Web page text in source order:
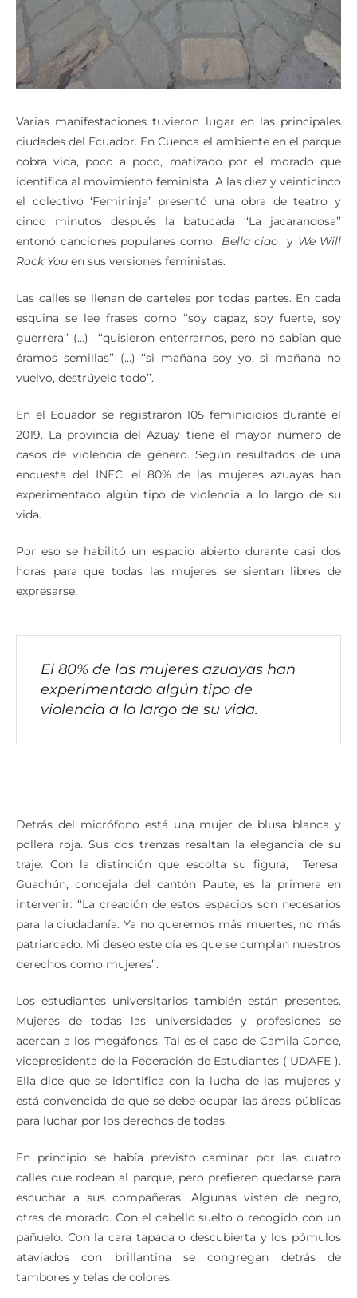
Varias manifestaciones tuvieron lugar en las principales
ciudades del Ecuador. En Cuenca el ambiente en el parque
cobra vida, poco a poco, matizado por el morado que
identifica al movimiento feminista. A las diez y veinticinco
el colectivo ‘Femininja’ presentó una obra de teatro y
cinco minutos después la batucada ‘‘La jacarandosa’’
entonó canciones populares comoBella ciao
Las calles se llenan de carteles por todas partes. En cada
esquina se lee frases como ‘‘soy capaz, soy fuerte, soy
guerrera’’ (…) ‘‘quisieron enterrarnos, pero no sabían que
éramos semillas’’ (…) ‘‘si mañana soy yo, si mañana no
En el Ecuador se registraron 105 feminicidios durante el
2019. La provincia del Azuay tiene el mayor número de
casos de violencia de género. Según resultados de una
encuesta del INEC, el 80% de las mujeres azuayas han
experimentado algún tipo de violencia a lo largo de su
Por eso se habilitó un espacio abierto durante casi dos
horas para que todas las mujeres se sientan libres de
El 80% de las mujeres azuayas han
experimentado algún tipo de
Detrás del micrófono está una mujer de blusa blanca y
pollera roja. Sus dos trenzas resaltan la elegancia de su
traje. Con la distinción que escolta su figura, Teresa
Guachún, concejala del cantón Paute, es la primera en
intervenir: ‘‘La creación de estos espacios son necesarios
para la ciudadanía. Ya no queremos más muertes, no más
patriarcado. Mi deseo este día es que se cumplan nuestros
Los estudiantes universitarios también están presentes.
Mujeres de todas las universidades y profesiones se
acercan a los megáfonos. Tal es el caso de Camila Conde,
vicepresidenta de la Federación de Estudiantes ( UDAFE ).
Ella dice que se identifica con la lucha de las mujeres y
está convencida de que se debe ocupar las áreas públicas
En principio se había previsto caminar por las cuatro
calles que rodean al parque, pero prefieren quedarse para
escuchar a sus compañeras. Algunas visten de negro,
otras de morado. Con el cabello suelto o recogido con un
pañuelo. Con la cara tapada o descubierta y los pómulos
ataviados con brillantina se congregan detrás de